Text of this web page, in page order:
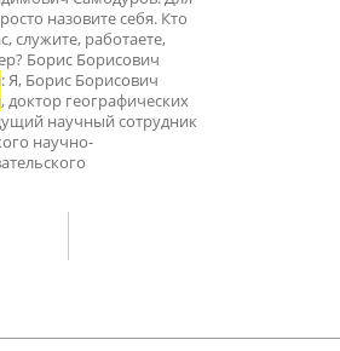
назовите себя. Кто
служите, работаете,
Борис Борисович
: Я, Борис Борисович
, доктор географических
научный сотрудник
научно-